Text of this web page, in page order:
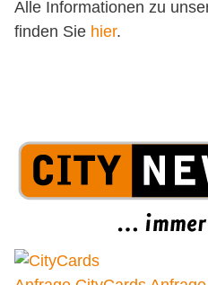
Alle Informationen zu
finden Sie hier.